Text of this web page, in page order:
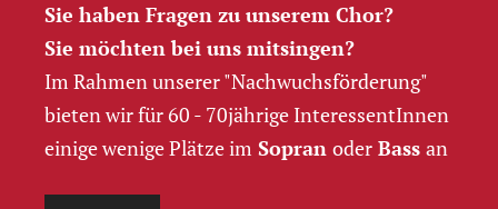
Sie haben Fragen zu unserem Chor?
Sie möchten bei uns mitsingen?
Im Rahmen unserer "Nachwuchs­förderung"
bieten wir für 60 - 70jährige InteressentInnen
einige wenige Plätze im Sopran oder Bass an